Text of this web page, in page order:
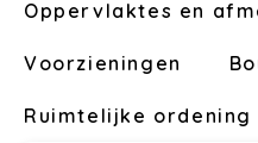
Oppervlaktes en
Voorzieningen
Ruimtelijke ordening